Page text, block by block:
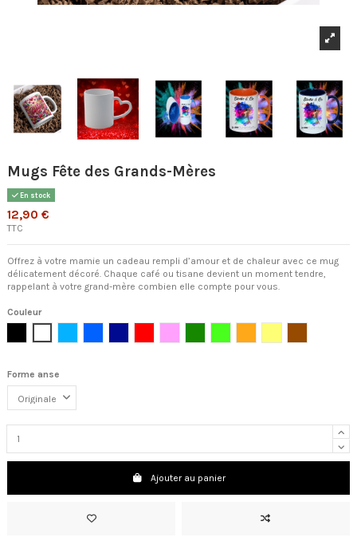
Mugs Fête des Grands-Mères
En stock
12,90 €
TTC
Offrez à votre mamie un cadeau rempli d’amour et de chaleur avec ce mug
délicatement décoré. Chaque café ou tisane devient un moment tendre,
rappelant à votre grand-mère combien elle compte pour vous.
Couleur
Forme anse
Ajouter au panier